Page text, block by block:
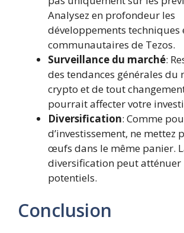
Analysez en profondeur les
développements techniques
communautaires de Tezos.
Surveillance du marché:
des tendances générales du
crypto et de tout
pourrait affecter votre
Diversification: Comme
d’investissement, ne mettez
œufs dans le même panier.
diversification peut atténuer
potentiels.
Conclusion